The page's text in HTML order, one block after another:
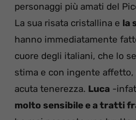
personaggi più amati del
La sua risata cristallina e la
hanno immediatamente
cuore degli italiani, che lo
stima e con ingente affetto,
acuta tenerezza. Luca -
molto sensibile e a tratti